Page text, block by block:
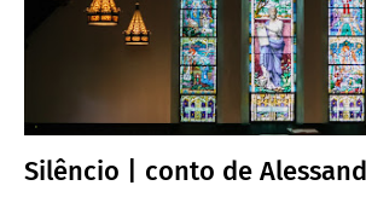
Silêncio | conto de